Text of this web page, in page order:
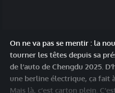
On ne va pas se mentir : la
tourner les têtes depuis sa
de l’auto de Chengdu 2025.
une berline électrique, ça fait
Mais là, c’est carton plein.